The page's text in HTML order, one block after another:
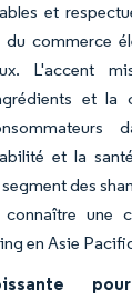
et
du commerce
L'accent
et la
et la
des
une
en Asie